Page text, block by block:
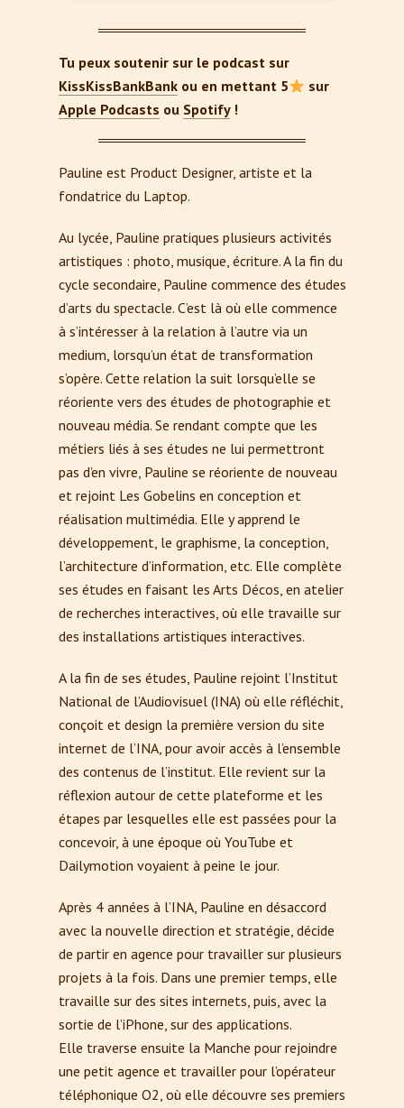
Tu peux soutenir sur le podcast sur
KissKissBankBankou en mettant 5
sur
Apple Podcasts ou Spotify!
Pauline est Product Designer, artiste et la
fondatrice du Laptop.
Au lycée, Pauline pratiques plusieurs activités
artistiques : photo, musique, écriture. A la fin du
cycle secondaire, Pauline commence des études
d’arts du spectacle. C’est là où elle commence
à s’intéresser à la relation à l’autre via un
medium, lorsqu’un état de transformation
s’opère. Cette relation la suit lorsqu’elle se
réoriente vers des études de photographie et
nouveau média. Se rendant compte que les
métiers liés à ses études ne lui permettront
pas d’en vivre, Pauline se réoriente de nouveau
et rejoint Les Gobelins en conception et
réalisation multimédia. Elle y apprend le
développement, le graphisme, la conception,
l’architecture d’information, etc. Elle complète
ses études en faisant les Arts Décos, en atelier
de recherches interactives, où elle travaille sur
des installations artistiques interactives.
A la fin de ses études, Pauline rejoint l’Institut
National de l’Audiovisuel (INA) où elle réfléchit,
conçoit et design la première version du site
internet de l’INA, pour avoir accès à l’ensemble
des contenus de l’institut. Elle revient sur la
réflexion autour de cette plateforme et les
étapes par lesquelles elle est passées pour la
concevoir, à une époque où YouTube et
Dailymotion voyaient à peine le jour.
Après 4 années à l’INA, Pauline en désaccord
avec la nouvelle direction et stratégie, décide
de partir en agence pour travailler sur plusieurs
projets à la fois. Dans une premier temps, elle
travaille sur des sites internets, puis, avec la
sortie de l’iPhone, sur des applications.
Elle traverse ensuite la Manche pour rejoindre
une petit agence et travailler pour l’opérateur
téléphonique O2, où elle découvre ses premiers